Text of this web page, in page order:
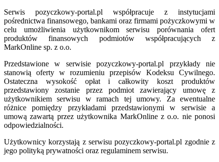
Serwis pozyczkowy-portal.pl współpracuje z instytucjami
pośrednictwa finansowego, bankami oraz firmami pożyczkowymi w
celu umożliwienia użytkownikom serwisu porównania ofert
produktów finansowych podmiotów współpracujących z
MarkOnline sp. z o.o.
Przedstawione w serwisie pozyczkowy-portal.pl przykłady nie
stanowią oferty w rozumieniu przepisów Kodeksu Cywilnego.
Ostateczna wysokość opłat i całkowity koszt produktów
przedstawiony zostanie przez podmiot zawierający umowę z
użytkownikiem serwisu w ramach tej umowy. Za ewentualne
różnice pomiędzy przykładami przedstawionymi w serwisie a
umową zawartą przez użytkownika MarkOnline z o.o. nie ponosi
odpowiedzialności.
Użytkownicy korzystają z serwisu pozyczkowy-portal.pl zgodnie z
jego polityką prywatności oraz regulaminem serwisu.